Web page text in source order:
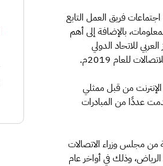
فريق العمل التابع
بالإضافة إلى أهم
العربي للاتحاد الدولي
للعام 2019م.
من قبل ممثلي
عددًا من المبادرات
من مجلس وزراء الاتصالات
أن تعقد اللجنة اجتماعها الـ "45" في العاصمة الرياض، وذلك في أواخر عام